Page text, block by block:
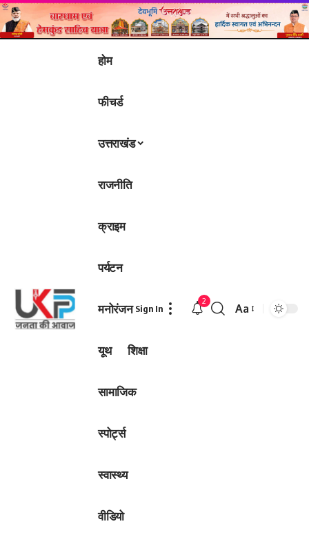
होम
फीचर्ड
उत्तराखंड
राजनीति
क्राइम
पर्यटन
मनोरंजन
यूथ शिक्षा
सामाजिक
स्पोर्ट्स
स्वास्थ्य
वीडियो
Sign In
2
Font
Aa